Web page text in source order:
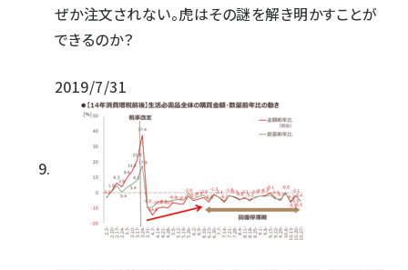
ぜか注文されない。虎はその謎を解き明かすことが
できるのか？
2019/7/31